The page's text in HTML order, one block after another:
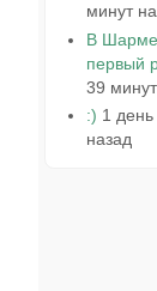
минут
В
первый
39
:) 1
назад